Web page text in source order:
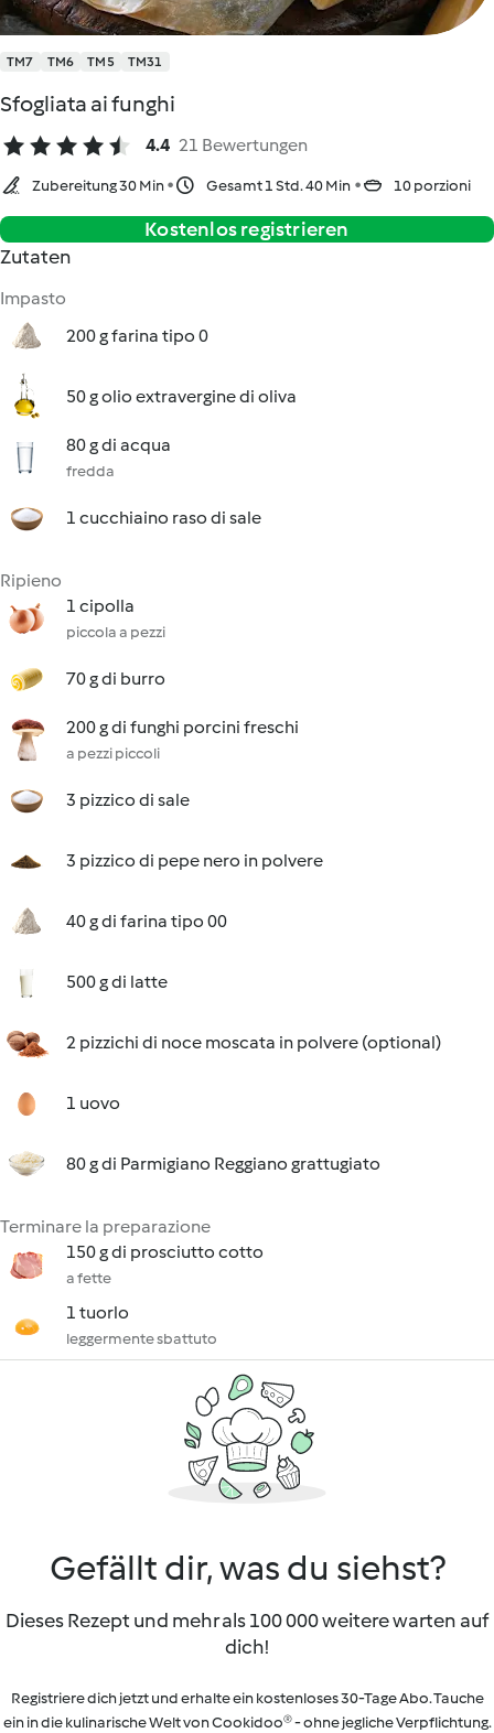
TM7 TM6 TM5 TM31
Sfogliata ai funghi
4.4 21 Bewertungen
Zubereitung 30 Min Gesamt 1 Std. 40 Min 10 porzioni
Kostenlos registrieren
Zutaten
Impasto
200 g farina tipo 0
50 g olio extravergine di oliva
80 g di acqua
fredda
1 cucchiaino raso di sale
Ripieno
1 cipolla
piccola a pezzi
70 g di burro
200 g di funghi porcini freschi
a pezzi piccoli
3 pizzico di sale
3 pizzico di pepe nero in polvere
40 g di farina tipo 00
500 g di latte
2 pizzichi di noce moscata in polvere (optional)
1 uovo
80 g di Parmigiano Reggiano grattugiato
Terminare la preparazione
150 g di prosciutto cotto
a fette
1 tuorlo
leggermente sbattuto
Gefällt dir, was du siehst?
Dieses Rezept und mehr als 100 000 weitere warten auf
dich!
Registriere dich jetzt und erhalte ein kostenloses 30-Tage Abo. Tauche
ein in die kulinarische Welt von Cookidoo® - ohne jegliche Verpflichtung.